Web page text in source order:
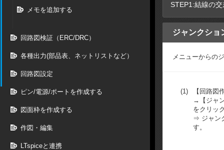
メモを追加する
回路図検証（ERC/DRC）
各種出力(部品表、ネットリストなど）
回路図設定
ピン/電源/ポートを作成する
図面枠を作成する
作図・編集
LTspiceと連携
STEP1:結線の
ジャンクショ
メニューからの
(1)
【回路図
→【ジャ
をクリッ
⇒ ジャン
す。